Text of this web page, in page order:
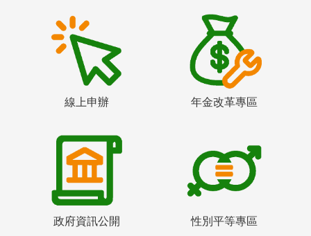
線上申辦 年金改革專區
政府資訊公開 性別平等專區